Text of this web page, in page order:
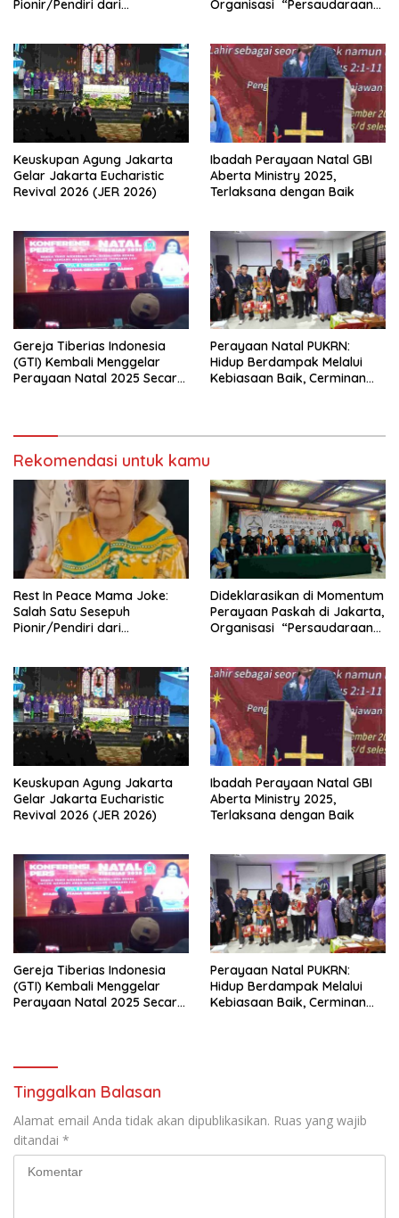
Pionir/Pendiri dari
Indonesia Jemaat Pancaran
Kasih Allah.
Organisasi “Persaudaraan
Menjadi Wadah
Kebersamaan Lintas
Denominasi untuk
Menghimpun Potensi Warga
Gereja Diaspora untuk
Menjawab Tantangan Sosial
Keuskupan Agung Jakarta
Gelar Jakarta Eucharistic
Revival 2026 (JER 2026)
Ibadah Perayaan Natal GBI
Aberta Ministry 2025,
Terlaksana dengan Baik
Gereja Tiberias Indonesia
(GTI) Kembali Menggelar
Perayaan Natal 2025 Secara
Perayaan Natal PUKRN:
Hidup Berdampak Melalui
Kebiasaan Baik, Cerminan
Rekomendasi untuk kamu
Rest In Peace Mama Joke:
Salah Satu Sesepuh
Pionir/Pendiri dari
Indonesia Jemaat Pancaran
Kasih Allah.
Dideklarasikan di Momentum
Perayaan Paskah di Jakarta,
Organisasi “Persaudaraan
Menjadi Wadah
Kebersamaan Lintas
Denominasi untuk
Menghimpun Potensi Warga
Gereja Diaspora untuk
Menjawab Tantangan Sosial
Keuskupan Agung Jakarta
Gelar Jakarta Eucharistic
Revival 2026 (JER 2026)
Ibadah Perayaan Natal GBI
Aberta Ministry 2025,
Terlaksana dengan Baik
Gereja Tiberias Indonesia
(GTI) Kembali Menggelar
Perayaan Natal 2025 Secara
Perayaan Natal PUKRN:
Hidup Berdampak Melalui
Kebiasaan Baik, Cerminan
Tinggalkan Balasan
Alamat email Anda tidak akan dipublikasikan. Ruas yang wajib
ditandai *